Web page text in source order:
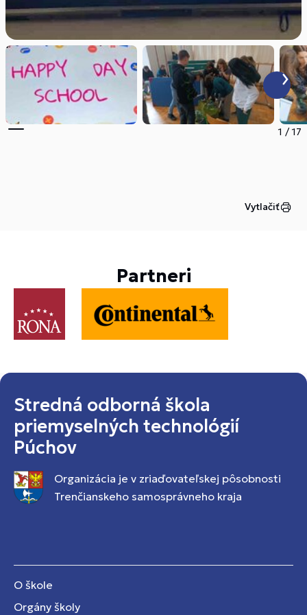
1 /17
Vytlačiť
Partneri
Stredná odborná škola
priemyselných technológií
Púchov
Organizácia je v zriaďovateľskej pôsobnosti
Trenčianskeho samosprávneho kraja
O škole
Orgány školy